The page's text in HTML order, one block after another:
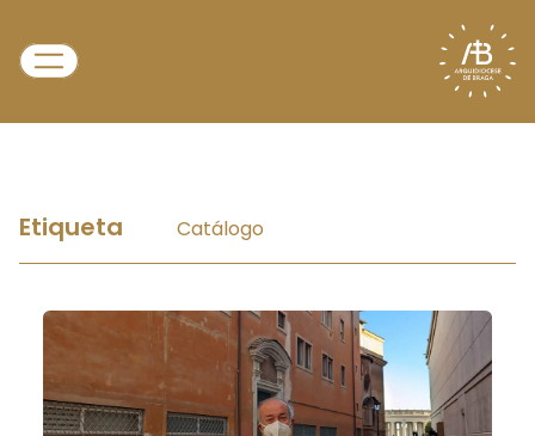
Etiqueta Catálogo